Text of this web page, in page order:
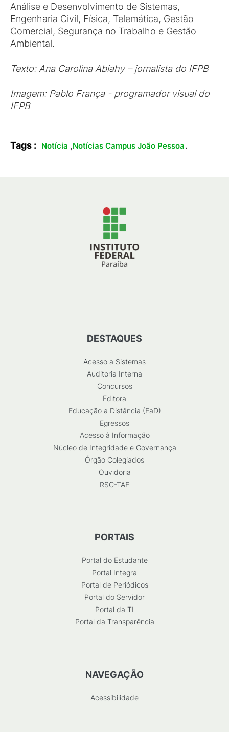
Análise e Desenvolvimento de Sistemas,
Engenharia Civil, Física, Telemática, Gestão
Comercial, Segurança no Trabalho e Gestão
Ambiental.
Texto: Ana Carolina Abiahy – jornalista do IFPB
Imagem: Pablo França - programador visual do
IFPB
Tags : Notícia ,Notícias Campus João Pessoa.
DESTAQUES
Acesso a Sistemas
Auditoria Interna
Concursos
Editora
Educação a Distância (EaD)
Egressos
Acesso à Informação
Núcleo de Integridade e Governança
Órgão Colegiados
Ouvidoria
RSC-TAE
PORTAIS
Portal do Estudante
Portal Integra
Portal de Periódicos
Portal do Servidor
Portal da TI
Portal da Transparência
NAVEGAÇÃO
Acessibilidade